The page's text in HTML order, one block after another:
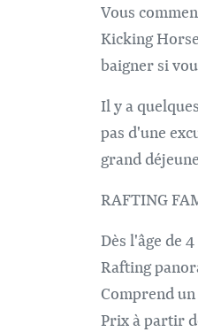
Vous
Kicking
baigner si
Il y a
pas d'une
grand
RAFTING
Dès l'âge de 4
Rafting
Comprend
Prix à partir